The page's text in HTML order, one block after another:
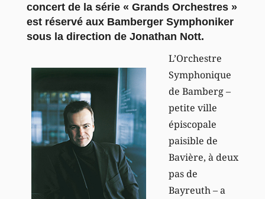
concert de la série « Grands Orchestres »
est réservé aux Bamberger Symphoniker
sous la direction de Jonathan Nott.
L’Orchestre
Symphonique
de Bamberg –
petite ville
épiscopale
paisible de
Bavière, à deux
pas de
Bayreuth – a